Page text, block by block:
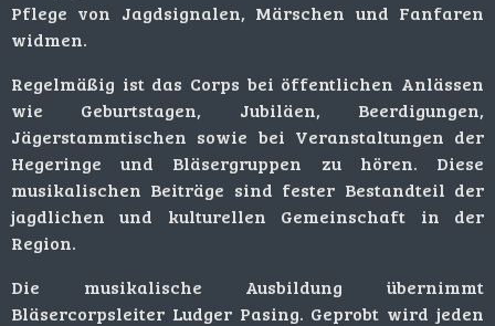
Pflege von Jagdsignalen, Märschen und Fanfaren
widmen.
Regelmäßig ist das Corps bei öffentlichen Anlässen
wie Geburtstagen, Jubiläen, Beerdigungen,
Jägerstammtischen sowie bei Veranstaltungen der
Hegeringe und Bläsergruppen zu hören. Diese
musikalischen Beiträge sind fester Bestandteil der
jagdlichen und kulturellen Gemeinschaft in der
Region.
Die musikalische Ausbildung übernimmt
Bläsercorpsleiter Ludger Pasing. Geprobt wird jeden